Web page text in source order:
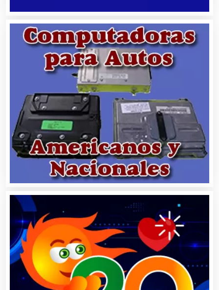
Albercas
Alimentos
Almacenaje
Alquiler de Autos
Alquiler de Equipos para Fiestas
Alquiler de Sillas y Mesas
Alquiler de Trajes de Etiqueta
Alta Costura